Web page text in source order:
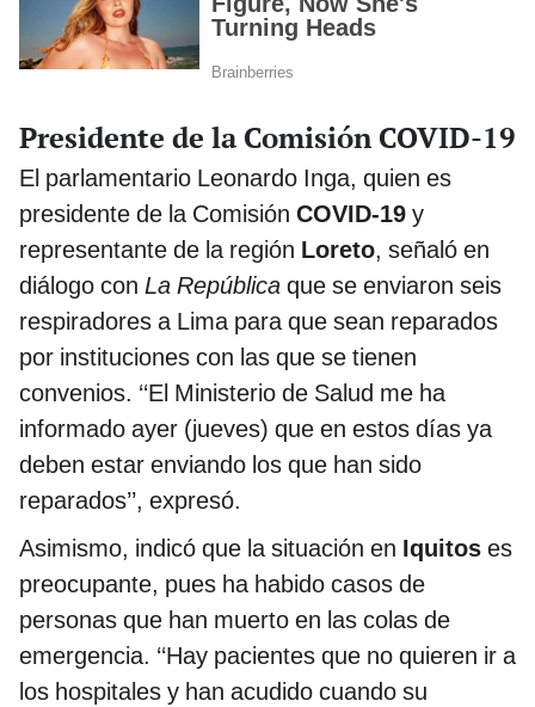
Presidente de la Comisión COVID-19
El parlamentario Leonardo Inga, quien es
presidente de la Comisión COVID-19 y
representante de la región Loreto, señaló en
diálogo con La República que se enviaron seis
respiradores a Lima para que sean reparados
por instituciones con las que se tienen
convenios. ‘‘El Ministerio de Salud me ha
informado ayer (jueves) que en estos días ya
deben estar enviando los que han sido
reparados’’, expresó.
Asimismo, indicó que la situación en Iquitos es
preocupante, pues ha habido casos de
personas que han muerto en las colas de
emergencia. ‘‘Hay pacientes que no quieren ir a
los hospitales y han acudido cuando su